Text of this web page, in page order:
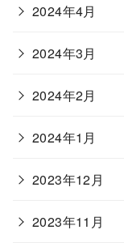
2024年4月
2024年3月
2024年2月
2024年1月
2023年12月
2023年11月